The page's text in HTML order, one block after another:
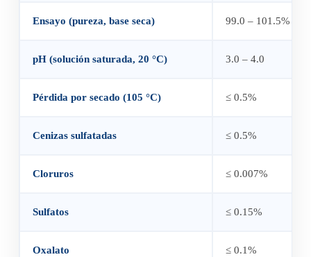
Ensayo (pureza, base seca) 99.0 – 101.5%
pH (solución saturada, 20 °C) 3.0 – 4.0
Pérdida por secado (105 °C) ≤ 0.5%
Cenizas sulfatadas ≤ 0.5%
Cloruros ≤ 0.007%
Sulfatos ≤ 0.15%
Oxalato ≤ 0.1%